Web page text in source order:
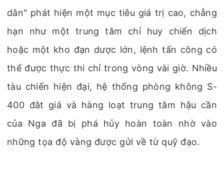
dân" phát hiện một mục tiêu giá trị cao, chẳng
hạn như một trung tâm chỉ huy chiến dịch
hoặc một kho đạn dược lớn, lệnh tấn công có
thể được thực thi chỉ trong vòng vài giờ. Nhiều
tàu chiến hiện đại, hệ thống phòng không S-
400 đắt giá và hàng loạt trung tâm hậu cần
của Nga đã bị phá hủy hoàn toàn nhờ vào
những tọa độ vàng được gửi về từ quỹ đạo.